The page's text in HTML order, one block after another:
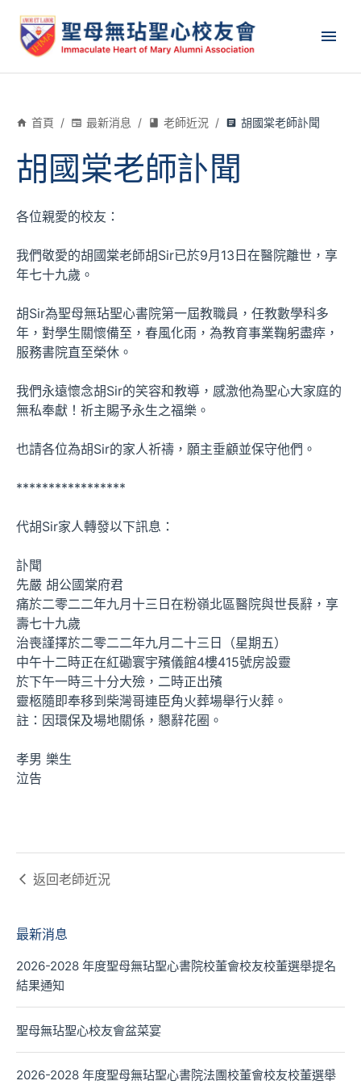
首頁 / 最新消息 / 老師近況 / 胡國棠老師訃聞
胡國棠老師訃聞
各位親愛的校友：
我們敬愛的胡國棠老師胡Sir已於9月13日在醫院離世，享
年七十九歲。
胡Sir為聖母無玷聖心書院第一屆教職員，任教數學科多
年，對學生關懷備至，春風化雨，為教育事業鞠躬盡瘁，
服務書院直至榮休。
我們永遠懷念胡Sir的笑容和教導，感激他為聖心大家庭的
無私奉獻！祈主賜予永生之福樂。
也請各位為胡Sir的家人祈禱，願主垂顧並保守他們。
*****************
代胡Sir家人轉發以下訊息：
訃聞
先嚴 胡公國棠府君
痛於二零二二年九月十三日在粉嶺北區醫院與世長辭，享
壽七十九歲
治喪謹擇於二零二二年九月二十三日（星期五）
中午十二時正在紅磡寰宇殯儀館4樓415號房設靈
於下午一時三十分大殮，二時正出殯
靈柩隨即奉移到柴灣哥連臣角火葬場舉行火葬。
註：因環保及場地關係，懇辭花圈。
孝男 樂生
泣告
返回老師近況
最新消息
2026-2028 年度聖母無玷聖心書院校董會校友校董選舉提名
結果通知
聖母無玷聖心校友會盆菜宴
2026-2028 年度聖母無玷聖心書院法團校董會校友校董選舉